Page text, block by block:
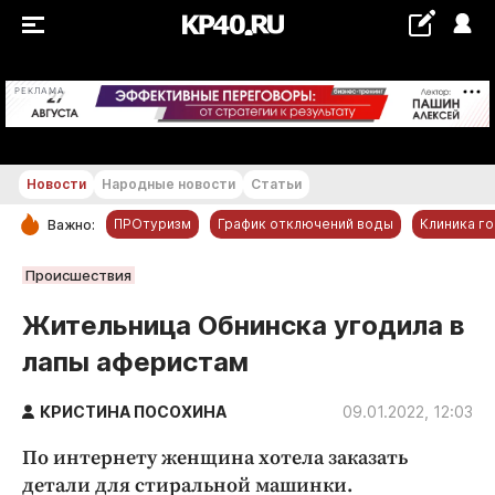
РЕКЛАМА +11...+12 °С
РУБРИКИ
Новости компаний
Статьи
Народные новости
Благоустройство
Новости Народные новости Статьи
Важно: ПРОтуризм График отключений воды Клиника
Происшествия
Жительница Обнинска угодила в
лапы аферистам
КРИСТИНА ПОСОХИНА 09.01.2022, 12:03
По интернету женщина хотела заказать
детали для стиральной машинки.